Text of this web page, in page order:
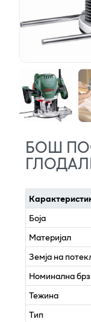
БОШ
Боја
Материјал
Земја на
Номинална
Тежина
Тип